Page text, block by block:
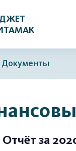
Документы
Отчёт за